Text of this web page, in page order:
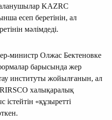
KAZRC
есеп беретінін, ал
мәлімдеді.
министр Олжас Бектеновке
барысында жер
институты жойылғанын, ал
халықаралық
«құзыретті